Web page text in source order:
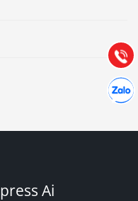
Ai
Gọi
(028) 22.166.144
Chát